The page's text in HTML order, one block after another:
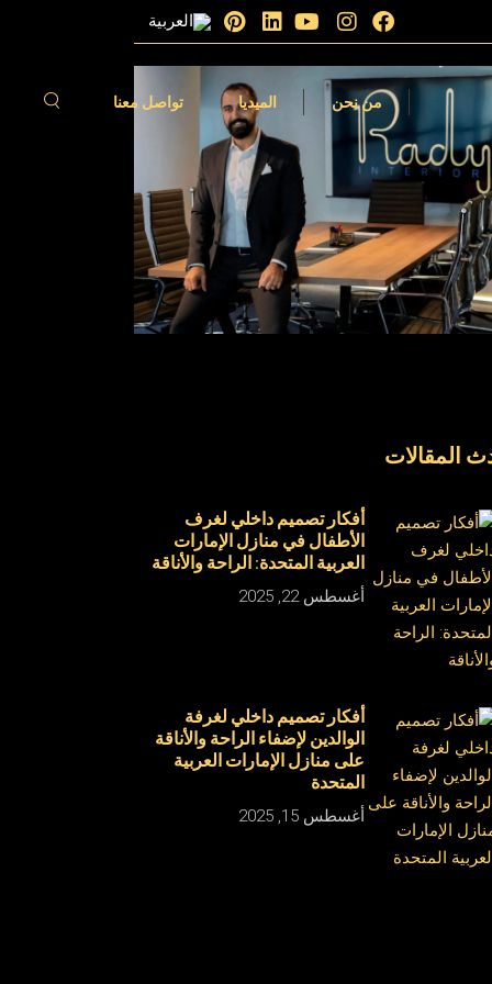
من نحن الميديا
مقالات
الفيديوهات
تواصل معنا
المقالات
أفكار تصميم داخلي لغرف
الأطفال في منازل الإمارات
العربية المتحدة: الراحة والأناقة
أغسطس 22, 2025
أفكار تصميم داخلي لغرفة
الوالدين لإضفاء الراحة والأناقة
على منازل الإمارات العربية
المتحدة
أغسطس 15, 2025